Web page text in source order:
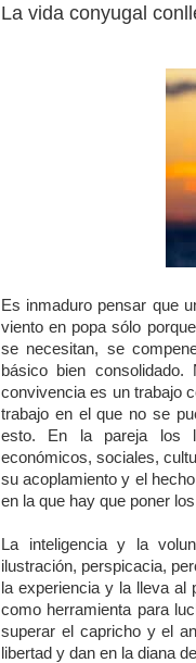
La vida conyugal
Es inmaduro pensar que
viento en popa sólo
se necesitan, se
básico bien
convivencia es un trabajo
trabajo en el que no se
esto. En la pareja los
económicos, sociales,
su acoplamiento y el
en la que hay que poner
La inteligencia y la
ilustración, perspicacia,
la experiencia y la lleva al
como herramienta para
superar el capricho y el
libertad y dan en la diana